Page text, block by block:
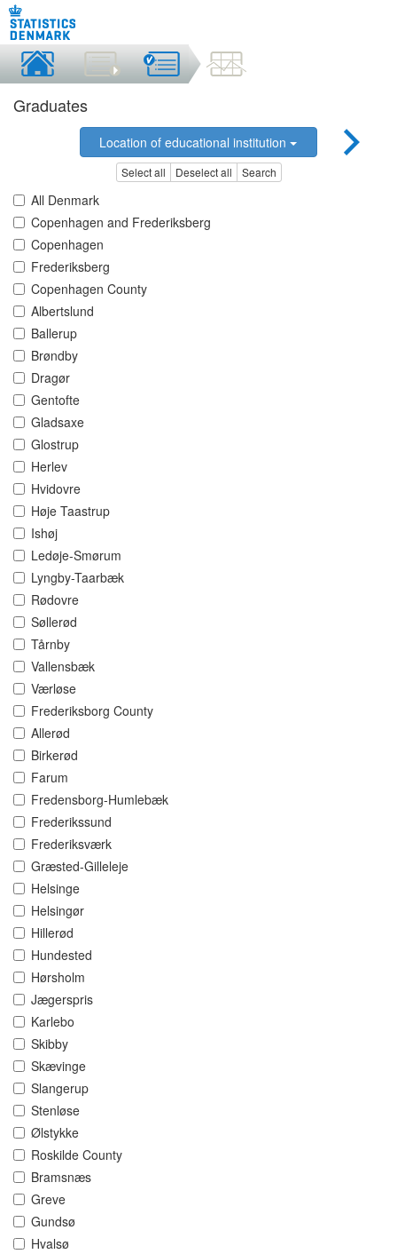
Graduates
Location of educational institution
Select all Deselect all Search
All Denmark
Copenhagen and Frederiksberg
Copenhagen
Frederiksberg
Copenhagen County
Albertslund
Ballerup
Brøndby
Dragør
Gentofte
Gladsaxe
Glostrup
Herlev
Hvidovre
Høje Taastrup
Ishøj
Ledøje-Smørum
Lyngby-Taarbæk
Rødovre
Søllerød
Tårnby
Vallensbæk
Værløse
Frederiksborg County
Allerød
Birkerød
Farum
Fredensborg-Humlebæk
Frederikssund
Frederiksværk
Græsted-Gilleleje
Helsinge
Helsingør
Hillerød
Hundested
Hørsholm
Jægerspris
Karlebo
Skibby
Skævinge
Slangerup
Stenløse
Ølstykke
Roskilde County
Bramsnæs
Greve
Gundsø
Hvalsø